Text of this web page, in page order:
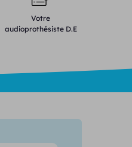
Votre
audioprothésiste D.E